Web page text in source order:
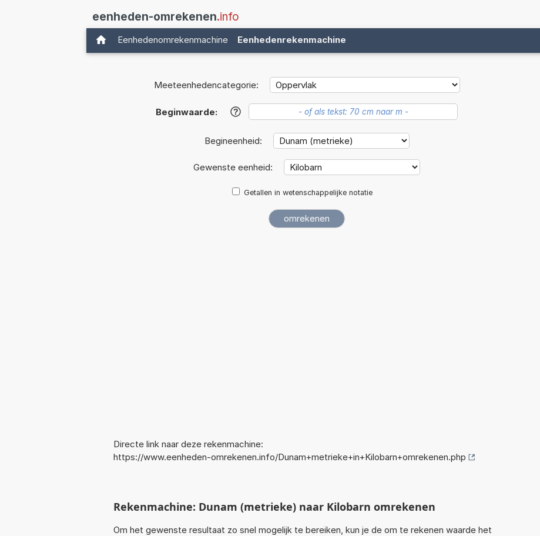
eenheden-omrekenen.info
Eenhedenomrekenmachine Eenhedenrekenmachine
Meeteenhedencategorie:
Beginwaarde: ?
Begineenheid:
Gewenste eenheid:
Getallen in wetenschappelijke notatie
Directe link naar deze rekenmachine:
https://www.eenheden-omrekenen.info/Dunam+metrieke+in+Kilobarn+omrekenen.php
Rekenmachine: Dunam (metrieke) naar Kilobarn omrekenen
Om het gewenste resultaat zo snel mogelijk te bereiken, kun je de om te rekenen waarde het